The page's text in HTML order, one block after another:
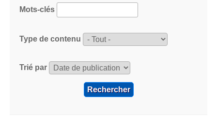
Mots-clés
Type de contenu
Trié par